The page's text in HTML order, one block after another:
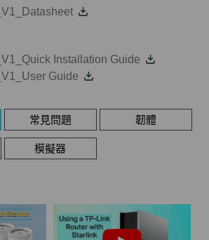
Installation Guide
Guide
常見問題 韌體
模擬器